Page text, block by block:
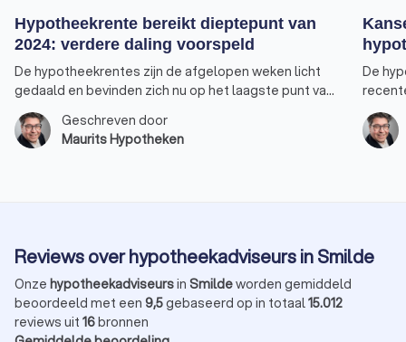
Hypotheekrente bereikt dieptepunt van
2024: verdere daling voorspeld
De hypotheekrentes zijn de afgelopen weken licht
gedaald en bevinden zich nu op het laagste punt van
2024. Vooral de rentepercentages voor 30, 20 en 10
jaar-vast bereikten een nieuw dieptepunt. De rente
voor 10 jaar vast, de populairste keuze onder
Geschreven door
Maurits Hypotheken
De
Reviews over hypotheekadviseurs in Smilde
Onze hypotheekadviseursin Smildeworden gemiddeld
beoordeeld met een 9,5gebaseerd op in totaal15.012
reviews uit 16bronnen